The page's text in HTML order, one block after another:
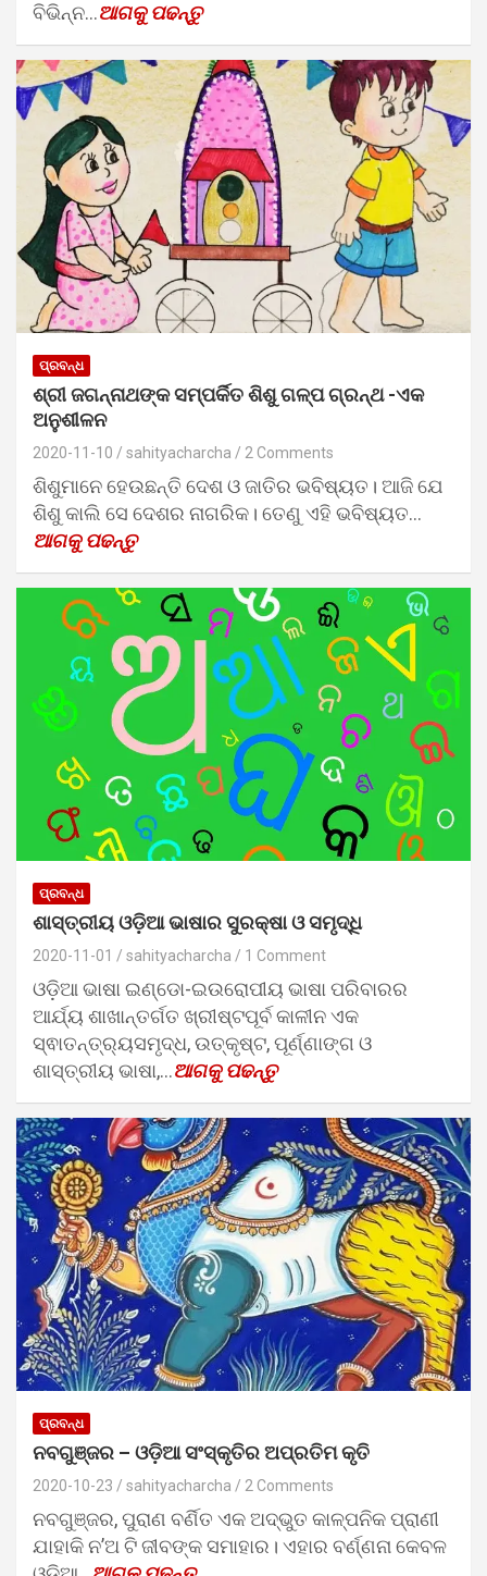
ବିଭିନ୍ନ…ଆଗକୁ ପଢନ୍ତୁ
ପ୍ରବନ୍ଧ
ଶ୍ରୀ ଜଗନ୍ନାଥଙ୍କ ସମ୍ପର୍କିତ ଶିଶୁ ଗଳ୍ପ ଗ୍ରନ୍ଥ -ଏକ
ଅନୁଶୀଳନ
2020-11-10 sahityacharcha 2 Comments
ଶିଶୁମାନେ ହେଉଛନ୍ତି ଦେଶ ଓ ଜାତିର ଭବିଷ୍ୟତ। ଆଜି ଯେ
ଶିଶୁ କାଲି ସେ ଦେଶର ନାଗରିକ। ତେଣୁ ଏହି ଭବିଷ୍ୟତ…
ଆଗକୁ ପଢନ୍ତୁ
ପ୍ରବନ୍ଧ
ଶାସ୍ତ୍ରୀୟ ଓଡ଼ିଆ ଭାଷାର ସୁରକ୍ଷା ଓ ସମୃଦ୍ଧି
2020-11-01 sahityacharcha 1 Comment
ଓଡ଼ିଆ ଭାଷା ଇଣ୍ଡୋ-ଇଉରୋପୀୟ ଭାଷା ପରିବାରର
ଆର୍ଯ୍ୟ ଶାଖାନ୍ତର୍ଗତ ଖ୍ରୀଷ୍ଟପୂର୍ବ କାଳୀନ ଏକ
ସ୍ଵାତନ୍ତ୍ର୍ୟସମୃଦ୍ଧ, ଉତ୍କୃଷ୍ଟ, ପୂର୍ଣ୍ଣାଙ୍ଗ ଓ
ଶାସ୍ତ୍ରୀୟ ଭାଷା,…ଆଗକୁ ପଢନ୍ତୁ
ପ୍ରବନ୍ଧ
ନବଗୁଞ୍ଜର – ଓଡ଼ିଆ ସଂସ୍କୃତିର ଅପ୍ରତିମ କୃତି
2020-10-23 sahityacharcha 2 Comments
ନବଗୁଞ୍ଜର, ପୁରାଣ ବର୍ଣିତ ଏକ ଅଦ୍ଭୁତ କାଳ୍ପନିକ ପ୍ରାଣୀ
ଯାହାକି ନ’ଅ ଟି ଜୀବଙ୍କ ସମାହାର। ଏହାର ବର୍ଣ୍ଣନା କେବଳ